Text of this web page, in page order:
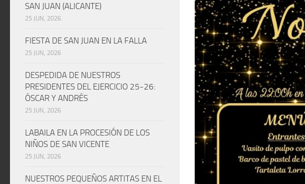
SAN JUAN (ALICANTE)
25 JUN, 2026
FIESTA DE SAN JUAN EN LA FALLA
25 JUN, 2026
DESPEDIDA DE NUESTROS
PRESIDENTES DEL EJERCICIO 25-26:
ÓSCAR Y ANDRÉS
25 JUN, 2026
LABAILA EN LA PROCESIÓN DE LOS
NIÑOS DE SAN VICENTE
25 JUN, 2026
NUESTROS PEQUEÑOS ARTITAS EN EL